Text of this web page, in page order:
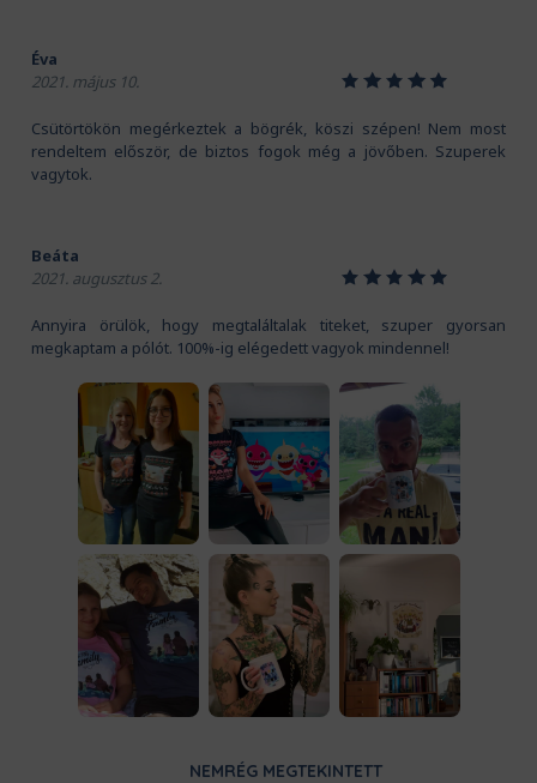
Éva
2021. május 10.
12345
Csütörtökön megérkeztek a bögrék, köszi szépen! Nem most
rendeltem először, de biztos fogok még a jövőben. Szuperek
vagytok.
Beáta
2021. augusztus 2.
12345
Annyira örülök, hogy megtaláltalak titeket, szuper gyorsan
megkaptam a pólót. 100%-ig elégedett vagyok mindennel!
NEMRÉG MEGTEKINTETT